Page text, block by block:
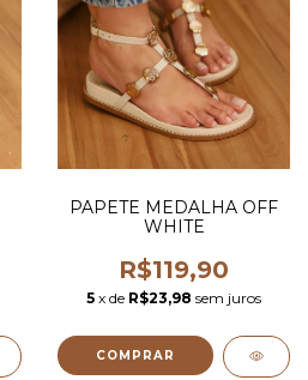
PAPETE MEDALHA OFF
WHITE
R$119,90
5 x de R$23,98 sem juros
COMPRAR